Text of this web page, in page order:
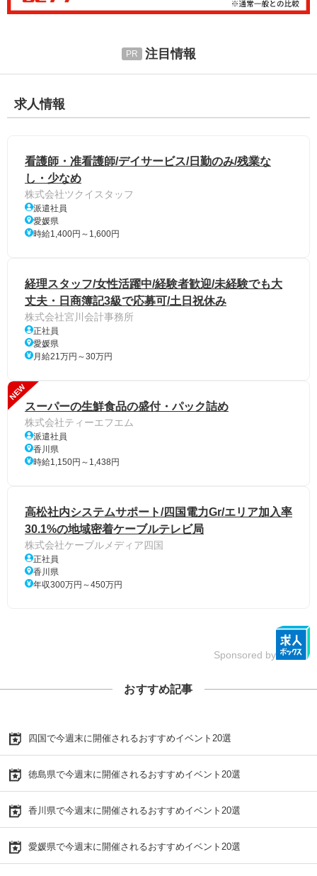
注目情報
求人情報
看護師・准看護師/デイサービス/日勤のみ/残業な
し・少なめ
株式会社ツクイスタッフ
派遣社員
愛媛県
時給1,400円～1,600円
経理スタッフ/女性活躍中/経験者歓迎/未経験でも大
丈夫・日商簿記3級で応募可/土日祝休み
株式会社宮川会計事務所
正社員
愛媛県
月給21万円～30万円
NEW
スーパーの生鮮食品の盛付・パック詰め
株式会社ティーエフエム
派遣社員
香川県
時給1,150円～1,438円
高松社内システムサポート/四国電力Gr/エリア加入率
30.1%の地域密着ケーブルテレビ局
株式会社ケーブルメディア四国
正社員
香川県
年収300万円～450万円
Sponsored by
おすすめ記事
四国で今週末に開催されるおすすめイベント20選
徳島県で今週末に開催されるおすすめイベント20選
香川県で今週末に開催されるおすすめイベント20選
愛媛県で今週末に開催されるおすすめイベント20選